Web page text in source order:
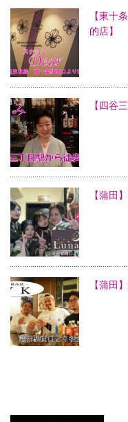
【東十
的店】
【四谷
【蒲田
【蒲田